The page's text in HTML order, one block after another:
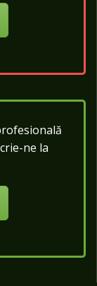
ne la